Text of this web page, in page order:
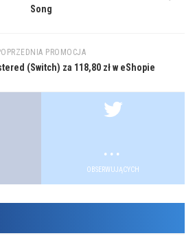
Song
PROMOCJA
(Switch) za 118,80 zł w eShopie
.
OBSERWUJĄCYCH